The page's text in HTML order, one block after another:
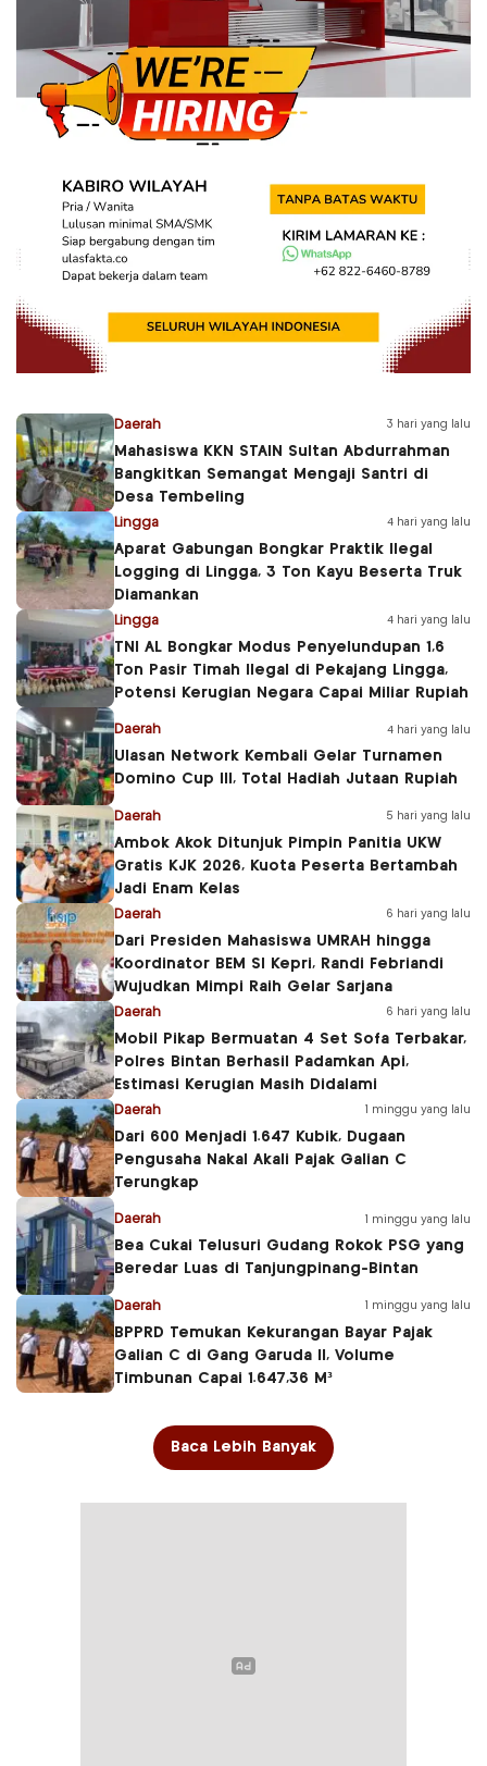
Daerah 3 hari yang lalu
Mahasiswa KKN STAIN Sultan Abdurrahman
Bangkitkan Semangat Mengaji Santri di
Desa Tembeling
Lingga 4 hari yang lalu
Aparat Gabungan Bongkar Praktik Ilegal
Logging di Lingga, 3 Ton Kayu Beserta Truk
Diamankan
Lingga 4 hari yang lalu
TNI AL Bongkar Modus Penyelundupan 1,6
Ton Pasir Timah Ilegal di Pekajang Lingga,
Potensi Kerugian Negara Capai Miliar Rupiah
Daerah 4 hari yang lalu
Ulasan Network Kembali Gelar Turnamen
Domino Cup III, Total Hadiah Jutaan Rupiah
Daerah 5 hari yang lalu
Ambok Akok Ditunjuk Pimpin Panitia UKW
Gratis KJK 2026, Kuota Peserta Bertambah
Jadi Enam Kelas
Daerah 6 hari yang lalu
Dari Presiden Mahasiswa UMRAH hingga
Koordinator BEM SI Kepri, Randi Febriandi
Wujudkan Mimpi Raih Gelar Sarjana
Daerah 6 hari yang lalu
Mobil Pikap Bermuatan 4 Set Sofa Terbakar,
Polres Bintan Berhasil Padamkan Api,
Estimasi Kerugian Masih Didalami
Daerah 1 minggu yang lalu
Dari 600 Menjadi 1.647 Kubik, Dugaan
Pengusaha Nakal Akali Pajak Galian C
Terungkap
Daerah 1 minggu yang lalu
Bea Cukai Telusuri Gudang Rokok PSG yang
Beredar Luas di Tanjungpinang-Bintan
Daerah 1 minggu yang lalu
BPPRD Temukan Kekurangan Bayar Pajak
Galian C di Gang Garuda II, Volume
Timbunan Capai 1.647,36 M³
Baca Lebih Banyak